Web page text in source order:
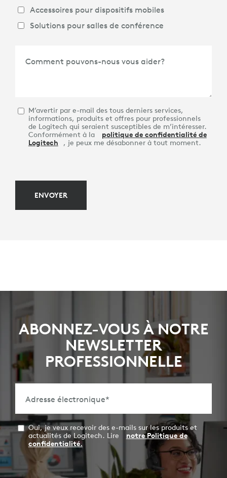
Accessoires pour dispositifs mobiles
Solutions pour salles de conférence
Comment pouvons-nous vous aider?
M’avertir par e-mail des tous derniers services,
informations, produits et offres pour professionnels
de Logitech qui seraient susceptibles de m’intéresser.
Conformément à la
politique de confidentialité de
Logitech
, je peux me désabonner à tout moment.
ENVOYER
ABONNEZ-VOUS À NOTRE
NEWSLETTER
PROFESSIONNELLE
Adresse électronique*
Oui, je veux recevoir des e-mails sur les produits et
actualités de Logitech. Lire
notre Politique de
confidentialité.